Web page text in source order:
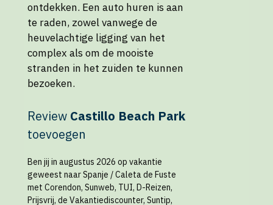
ontdekken. Een auto huren is aan
te raden, zowel vanwege de
heuvelachtige ligging van het
complex als om de mooiste
stranden in het zuiden te kunnen
bezoeken.
Review Castillo Beach Park
toevoegen
Ben jij in augustus 2026 op vakantie
geweest naar Spanje / Caleta de Fuste
met Corendon, Sunweb, TUI, D-Reizen,
Prijsvrij, de Vakantiediscounter, Suntip,